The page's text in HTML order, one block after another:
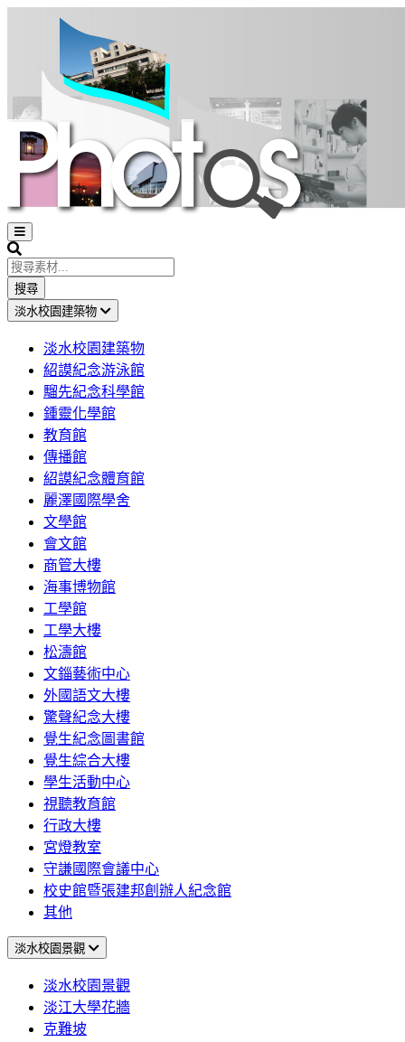
Open
sidebar
Search
搜尋
淡水校園建築物
淡水校園建築物
紹謨紀念游泳館
騮先紀念科學館
鍾靈化學館
教育館
傳播館
紹謨紀念體育館
麗澤國際學舍
文學館
會文館
商管大樓
海事博物館
工學館
工學大樓
松濤館
文錙藝術中心
外國語文大樓
驚聲紀念大樓
覺生紀念圖書館
覺生綜合大樓
學生活動中心
視聽教育館
行政大樓
宮燈教室
守謙國際會議中心
校史館暨張建邦創辦人紀念館
其他
淡水校園景觀
淡水校園景觀
淡江大學花牆
克難坡